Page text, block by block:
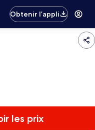
Obtenir l’appli
les prix